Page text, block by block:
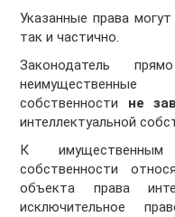
Указанные права
так и частично.
Законодатель
неимущественные
собственности не
интеллектуальной
К имущественным
собственности
объекта права
исключительное